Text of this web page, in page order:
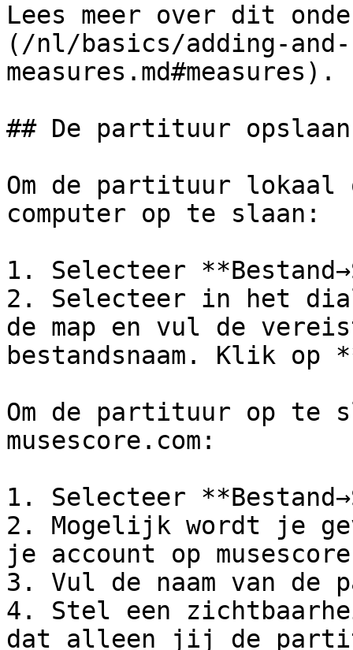
Lees meer over dit
(/nl/basics/adding-and-
measures.md#measures).
## De partituur opslaan
Om de partituur
computer op te slaan:
1. Selecteer
2. Selecteer in het
de map en vul de
bestandsnaam. Klik op
Om de partituur op te
musescore.com:
1. Selecteer
2. Mogelijk wordt je
je account op
3. Vul de naam van
4. Stel een
dat alleen jij de